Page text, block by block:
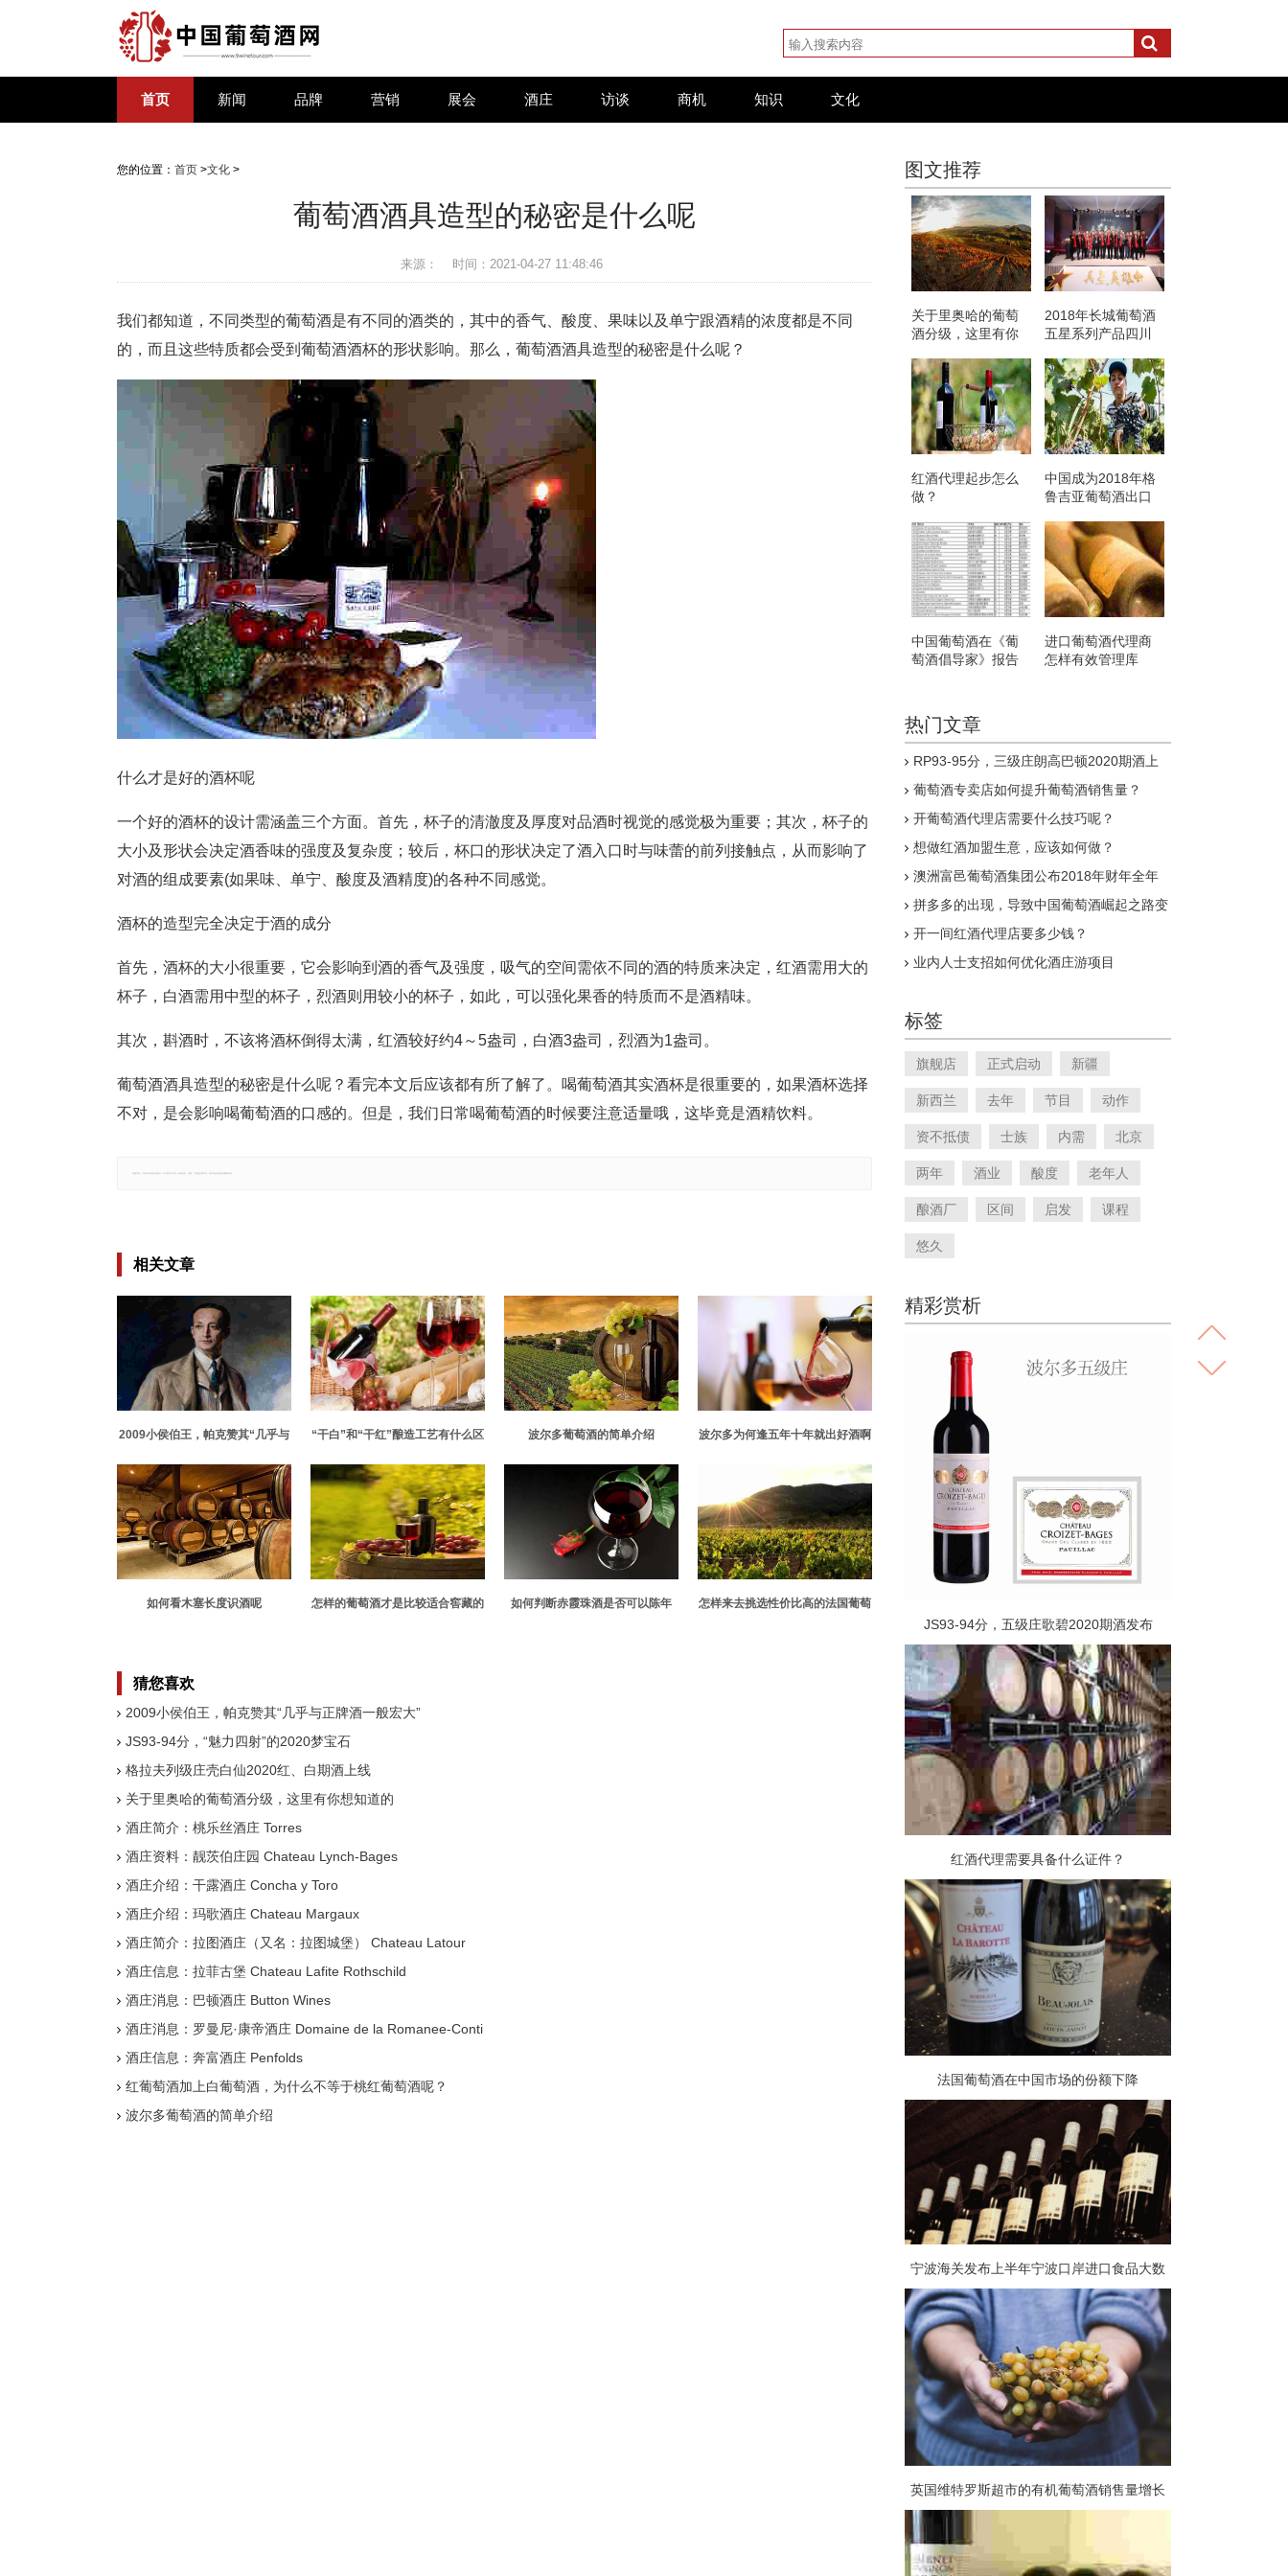
首页 新闻 品牌 营销 展会 酒庄 访谈 商机 知识 文化
您的位置： 首页 >文化 >
葡萄酒酒具造型的秘密是什么呢
来源： 时间：2021-04-27 11:48:46
我们都知道，不同类型的葡萄酒是有不同的酒类的，其中的香气、酸度、果味以及单宁跟酒精的浓度都是不同
的，而且这些特质都会受到葡萄酒酒杯的形状影响。那么，葡萄酒酒具造型的秘密是什么呢？
什么才是好的酒杯呢
一个好的酒杯的设计需涵盖三个方面。首先，杯子的清澈度及厚度对品酒时视觉的感觉极为重要；其次，杯子的
大小及形状会决定酒香味的强度及复杂度；较后，杯口的形状决定了酒入口时与味蕾的前列接触点，从而影响了
对酒的组成要素(如果味、单宁、酸度及酒精度)的各种不同感觉。
酒杯的造型完全决定于酒的成分
首先，酒杯的大小很重要，它会影响到酒的香气及强度，吸气的空间需依不同的酒的特质来决定，红酒需用大的
杯子，白酒需用中型的杯子，烈酒则用较小的杯子，如此，可以强化果香的特质而不是酒精味。
其次，斟酒时，不该将酒杯倒得太满，红酒较好约4～5盎司，白酒3盎司，烈酒为1盎司。
葡萄酒酒具造型的秘密是什么呢？看完本文后应该都有所了解了。喝葡萄酒其实酒杯是很重要的，如果酒杯选择
不对，是会影响喝葡萄酒的口感的。但是，我们日常喝葡萄酒的时候要注意适量哦，这毕竟是酒精饮料。
相关文章
2009小侯伯王，帕克赞其“几乎与
“干白”和“干红”酿造工艺有什么区
波尔多葡萄酒的简单介绍 波尔多为何逢五年十年就出好酒啊
如何看木塞长度识酒呢
怎样的葡萄酒才是比较适合窖藏的
如何判断赤霞珠酒是否可以陈年
怎样来去挑选性价比高的法国葡萄
猜您喜欢
2009小侯伯王，帕克赞其“几乎与正牌酒一般宏大”
JS93-94分，“魅力四射”的2020梦宝石
格拉夫列级庄壳白仙2020红、白期酒上线
关于里奥哈的葡萄酒分级，这里有你想知道的
酒庄简介：桃乐丝酒庄 Torres
酒庄资料：靓茨伯庄园 Chateau Lynch-Bages
酒庄介绍：干露酒庄 Concha y Toro
酒庄介绍：玛歌酒庄 Chateau Margaux
酒庄简介：拉图酒庄（又名：拉图城堡） Chateau Latour
酒庄信息：拉菲古堡 Chateau Lafite Rothschild
酒庄消息：巴顿酒庄 Button Wines
酒庄消息：罗曼尼·康帝酒庄 Domaine de la Romanee-Conti
酒庄信息：奔富酒庄 Penfolds
红葡萄酒加上白葡萄酒，为什么不等于桃红葡萄酒呢？
波尔多葡萄酒的简单介绍
图文推荐
关于里奥哈的葡萄
酒分级，这里有你
2018年长城葡萄酒
五星系列产品四川
红酒代理起步怎么
做？
中国成为2018年格
鲁吉亚葡萄酒出口
中国葡萄酒在《葡
萄酒倡导家》报告
进口葡萄酒代理商
怎样有效管理库
热门文章
RP93-95分，三级庄朗高巴顿2020期酒上
葡萄酒专卖店如何提升葡萄酒销售量？
开葡萄酒代理店需要什么技巧呢？
想做红酒加盟生意，应该如何做？
澳洲富邑葡萄酒集团公布2018年财年全年
拼多多的出现，导致中国葡萄酒崛起之路变
开一间红酒代理店要多少钱？
业内人士支招如何优化酒庄游项目
标签
旗舰店 正式启动 新疆
新西兰 去年 节目 动作
资不抵债 士族 内需 北京
两年 酒业 酸度 老年人
酿酒厂 区间 启发 课程
悠久
精彩赏析
JS93-94分，五级庄歌碧2020期酒发布
红酒代理需要具备什么证件？
法国葡萄酒在中国市场的份额下降
宁波海关发布上半年宁波口岸进口食品大数
据，葡萄酒占比大
英国维特罗斯超市的有机葡萄酒销售量增长
57%